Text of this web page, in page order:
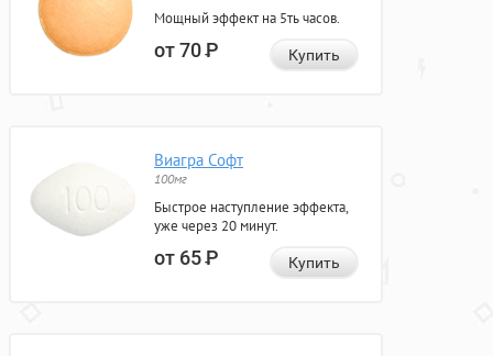
Мощный эффект на 5ть часов.
от 70Р Купить
Виагра Софт
100мг
Быстрое наступление эффекта,
уже через 20 минут.
от 65Р Купить